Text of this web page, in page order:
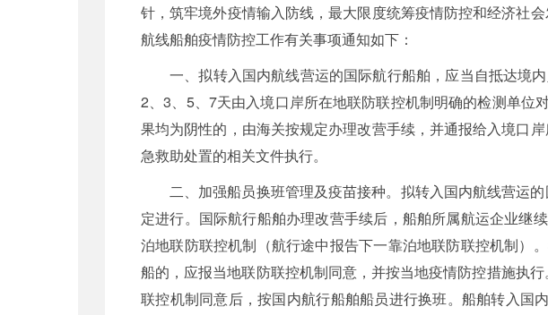
针，筑牢境外疫情输入防线，最大限度统筹疫情防控和经济社
航线船舶疫情防控工作有关事项通知如下：
一、拟转入国内航线营运的国际航行船舶，应当自抵达境
2、3、5、7天由入境口岸所在地联防联控机制明确的检测单
果均为阴性的，由海关按规定办理改营手续，并通报给入境口
急救助处置的相关文件执行。
二、加强船员换班管理及疫苗接种。拟转入国内航线营运
定进行。国际航行船舶办理改营手续后，船舶所属航运企业继
泊地联防联控机制（航行途中报告下一靠泊地联防联控机制）
船的，应报当地联防联控机制同意，并按当地疫情防控措施执
联控机制同意后，按国内航行船舶船员进行换班。船舶转入国